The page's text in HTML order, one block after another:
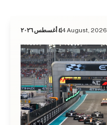
٤ أغسطس ٢٠٢٦4 August, 2026